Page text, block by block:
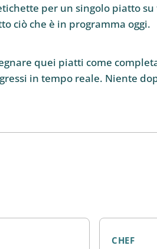
per un singolo piatto
ciò che è in programma oggi.
quei piatti come
in tempo reale. Niente
CHEF